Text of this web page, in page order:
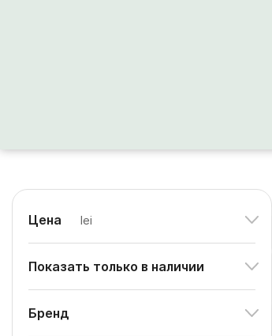
Цена lei
Показать только в наличии
Бренд